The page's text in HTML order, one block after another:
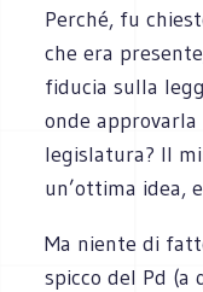
Perché, fu
che era
fiducia sulla
onde
legislatura? Il
un’ottima idea,
Ma niente di
spicco del Pd (a